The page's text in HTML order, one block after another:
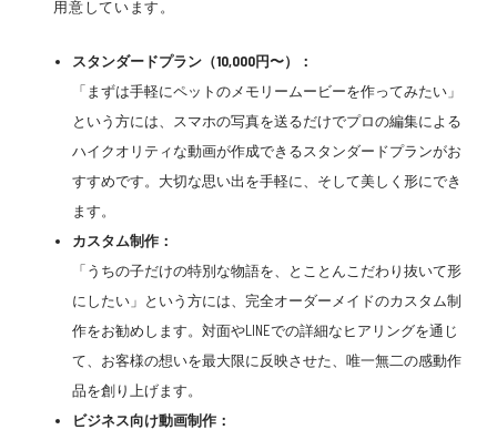
用意しています。
スタンダードプラン（10,000円〜）：
「まずは手軽にペットのメモリームービーを作ってみたい」
という方には、スマホの写真を送るだけでプロの編集による
ハイクオリティな動画が作成できるスタンダードプランがお
すすめです。大切な思い出を手軽に、そして美しく形にでき
ます。
カスタム制作：
「うちの子だけの特別な物語を、とことんこだわり抜いて形
にしたい」という方には、完全オーダーメイドのカスタム制
作をお勧めします。対面やLINEでの詳細なヒアリングを通じ
て、お客様の想いを最大限に反映させた、唯一無二の感動作
品を創り上げます。
ビジネス向け動画制作：